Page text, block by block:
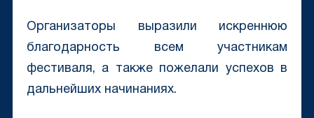
Организаторы выразили искреннюю
благодарность всем участникам
фестиваля, а также пожелали успехов в
дальнейших начинаниях.